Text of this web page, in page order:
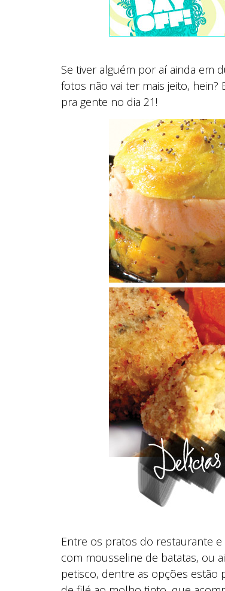
Se tiver alguém por aí ainda em
fotos não vai ter mais jeito, hein?
pra gente no dia 21!
Entre os pratos do restaurante
com mousseline de batatas, ou
petisco, dentre as opções estão